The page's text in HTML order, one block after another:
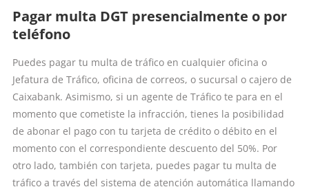
Pagar multa DGT presencialmente o por
teléfono
Puedes pagar tu multa de tráfico en cualquier oficina o
Jefatura de Tráfico, oficina de correos, o sucursal o cajero de
Caixabank. Asimismo, si un agente de Tráfico te para en el
momento que cometiste la infracción, tienes la posibilidad
de abonar el pago con tu tarjeta de crédito o débito en el
momento con el correspondiente descuento del 50%. Por
otro lado, también con tarjeta, puedes pagar tu multa de
tráfico a través del sistema de atención automática llamando